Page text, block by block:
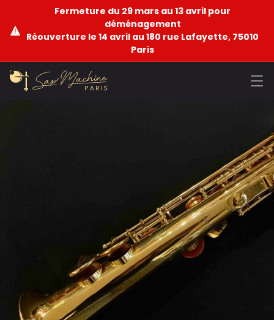
Fermeture du 29 mars au 13 avril pour
déménagement
Réouverture le 14 avril au 180 rue Lafayette, 75010
Paris